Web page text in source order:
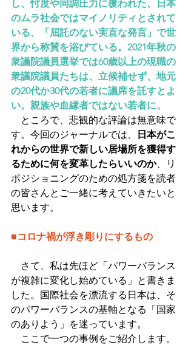
し、忖度や同調圧力に覆われた、日本
のムラ社会ではマイノリティとされて
いる、「屈託のない実直な発言」で世
界から称賛を浴びている。2021年秋の
衆議院議員選挙では60歳以上の現職の
衆議院議員たちは、立候補せず、地元
の20代か30代の若者に議席を託すとよ
い。親族や血縁者ではない若者に。
ところで、悲観的な評論は無意味で
す。今回のジャーナルでは、
日本がこ
れからの世界で新しい居場所を獲得す
るために何を変革したらいいのか、リ
ポジショニングのための処方箋を読者
の皆さんとご一緒に考えていきたいと
思います。
■コロナ禍が浮き彫りにするもの
さて、私は先ほど「パワーバランス
が複雑に変化し始めている」と書きま
した。国際社会を漂流する日本は、そ
のパワーバランスの基軸となる「国家
のありよう」を迷っています。
ここで一つの事例をご紹介します。